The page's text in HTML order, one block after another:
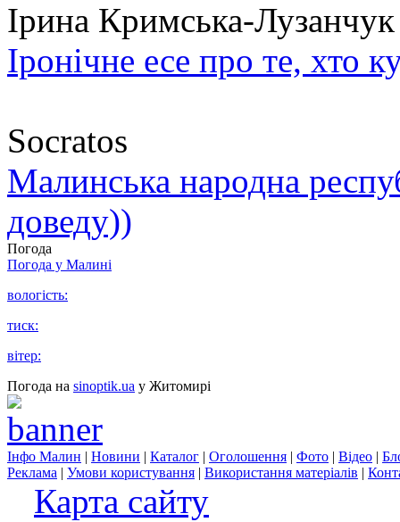
Ірина Кримська-Лузанчук
Іронічне есе про те, хто
Socratos
Малинська народна
доведу))
Погода
Погода у Малині
вологість:
тиск:
вітер:
Погода на sinoptik.ua у Житомирі
Інфо Малин | Новини | Каталог | Оголошення | Фото | Відео |
Реклама | Умови користування | Використання матеріалів |
Карта сайту